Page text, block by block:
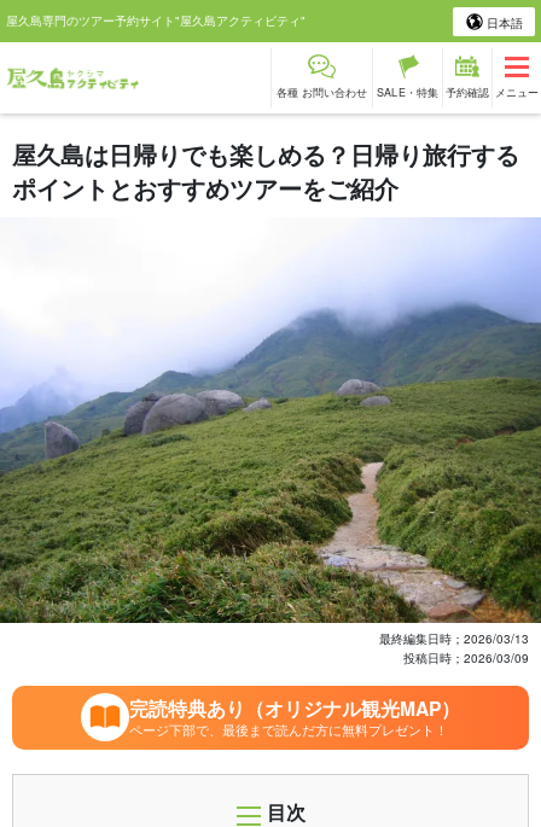
屋久島専門のツアー予約サイト"屋久島アクティビティ" 日本語
各種 お問い合わせ SALE・特集 予約確認 メニュー
屋久島は日帰りでも楽しめる？日帰り旅行する
ポイントとおすすめツアーをご紹介
最終編集日時； 2026/03/13
投稿日時； 2026/03/09
完読特典あり（オリジナル観光MAP）
ページ下部で、最後まで読んだ方に無料プレゼント！
目次